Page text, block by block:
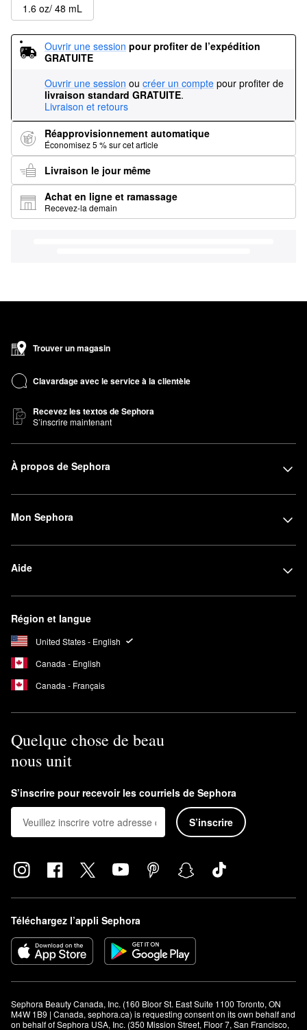
1.6 oz/ 48 mL
Ouvrir une session pour profiter de l’expédition
GRATUITE
Ouvrir une session ou créer un compte pour profiter de
livraison standard GRATUITE.
Livraison et retours
Réapprovisionnement automatique
Économisez 5 % sur cet article
Livraison le jour même
Achat en ligne et ramassage
Recevez-la demain
Trouver un magasin
Clavardage avec le service à la clientèle
Recevez les textos de Sephora
S’inscrire maintenant
À propos de Sephora
Mon Sephora
Aide
Région et langue
United States - English
Canada - English
Canada - Français
Quelque chose de beau
nous unit
S’inscrire pour recevoir les courriels de Sephora
S’inscrire
Téléchargez l’appli Sephora
Sephora Beauty Canada, Inc. (160 Bloor St. East Suite 1100 Toronto, ON
M4W 1B9 | Canada, sephora.ca) is requesting consent on its own behalf and
on behalf of Sephora USA, Inc. (350 Mission Street, Floor 7, San Francisco,